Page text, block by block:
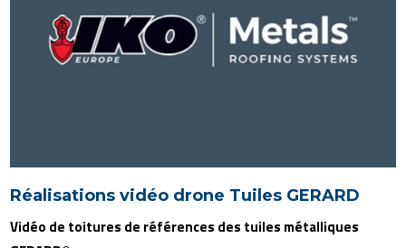
Réalisations vidéo drone Tuiles GERARD
Vidéo de toitures de références des tuiles métalliques